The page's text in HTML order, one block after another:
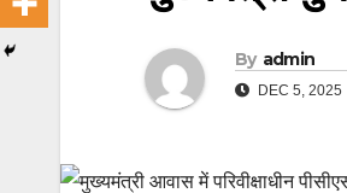
By admin
DEC 5, 2025